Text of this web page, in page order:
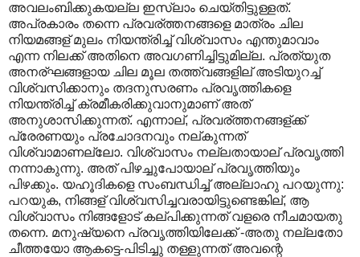
അവലംബിക്കുകയല്ല ഇസ്ലാം ചെയ്തിട്ടുള്ളത്.
അപ്രകാരം തന്നെ പ്രവര്ത്തനങ്ങളെ മാത്രം ചില
നിയമങ്ങള് മുലം നിയന്ത്രിച്ച് വിശ്വാസം എന്തുമാവാം
എന്ന നിലക്ക് അതിനെ അവഗണിച്ചിട്ടുമില്ല. പ്രത്യുത
അനര്ഘങ്ങളായ ചില മൂല തത്ത്വങ്ങളില് അടിയുറച്ച്
വിശ്വസിക്കാനും തദനുസരണം പ്രവൃത്തികളെ
നിയന്ത്രിച്ച് ക്രമീകരിക്കുവാനുമാണ് അത്
അനുശാസിക്കുന്നത്. എന്നാല്, പ്രവര്ത്തനങ്ങള്ക്ക്
പ്രേരണയും പ്രചോദനവും നല്കുന്നത്
വിശ്വാമാണല്ലോ. വിശ്വാസം നല്ലതായാല് പ്രവൃത്തി
നന്നാകുന്നു. അത് പിഴച്ചുപോയാല് പ്രവൃത്തിയും
പിഴക്കും. യഹൂദികളെ സംബന്ധിച്ച് അല്ലാഹു പറയുന്നു:
പറയുക, നിങ്ങള് വിശ്വസിച്ചവരായിട്ടുണ്ടെങ്കില്, ആ
വിശ്വാസം നിങ്ങളോട് കല്പിക്കുന്നത് വളരെ നീചമായതു
തന്നെ. മനുഷ്യനെ പ്രവൃത്തിയിലേക്ക് -അതു നല്ലതോ
ചീത്തയോ ആകട്ടെ-പിടിച്ചു തള്ളുന്നത് അവന്റെ